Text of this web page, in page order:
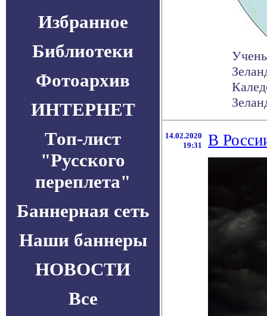
Избранное
Библиотеки
Фотоархив
ИНТЕРНЕТ
Топ-лист
"Русского
переплета"
Баннерная сеть
Наши баннеры
НОВОСТИ
Все
14.02.2020
19:31
В